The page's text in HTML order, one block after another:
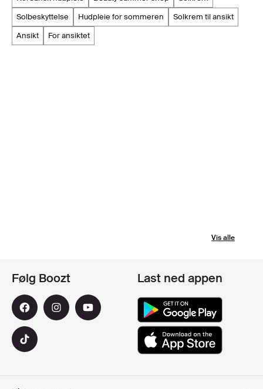
solbeskyttelse
hudpleie for sommeren
solkrem til ansikt
ansikt
for ansiktet
Vis alle
Følg Boozt Last ned appen